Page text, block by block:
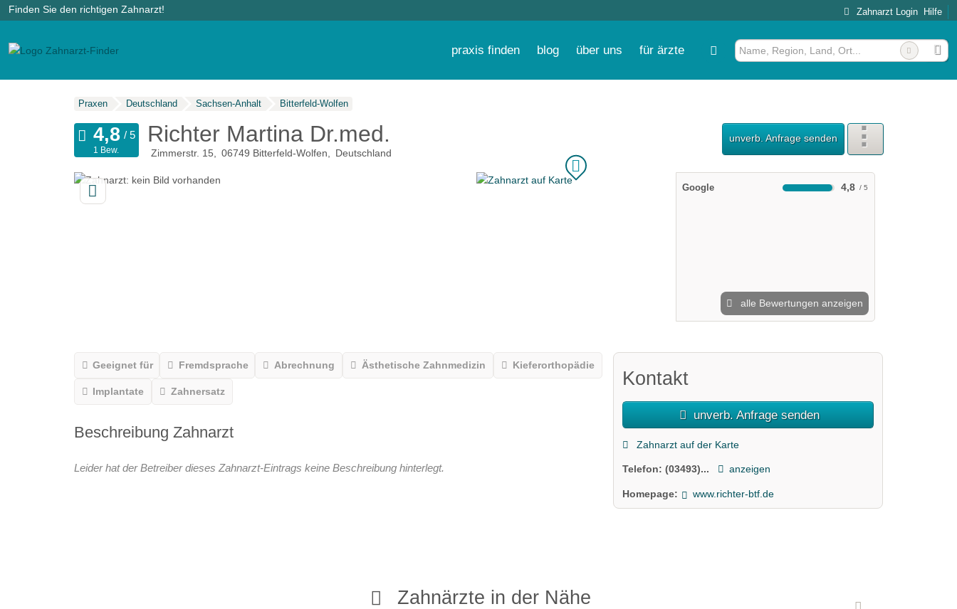
Finden Sie den richtigen Zahnarzt! Zahnarzt Login Hilfe
praxis finden blog über uns für ärzte
Praxen Deutschland Sachsen-Anhalt Bitterfeld-Wolfen
Richter Martina Dr.med.
Zimmerstr. 15 06749 Bitterfeld-Wolfen Deutschland
unverb. Anfrage senden
1 Bew.
Google 4,8
alle Bewertungen anzeigen
Geeignet für Fremdsprache Abrechnung Ästhetische Zahnmedizin Kieferorthopädie
Implantate Zahnersatz
Beschreibung Zahnarzt
Leider hat der Betreiber dieses Zahnarzt-Eintrags keine Beschreibung hinterlegt.
Kontakt
unverb. Anfrage senden
Zahnarzt auf der Karte
Telefon:(03493)... anzeigen
Homepage: www.richter-btf.de
Zahnärzte in der Nähe